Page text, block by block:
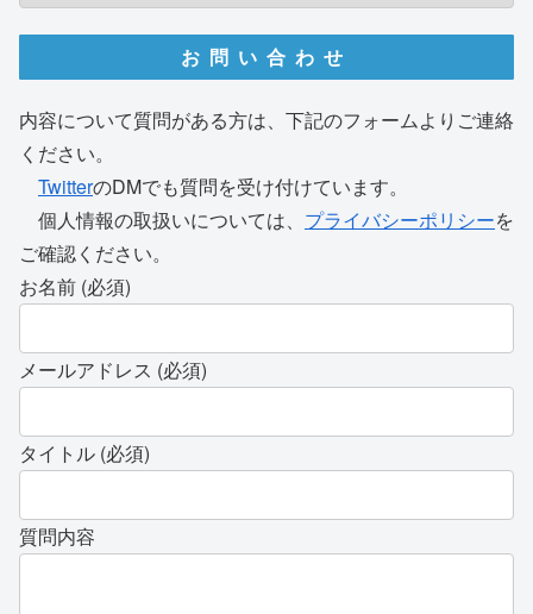
お問い合わせ
内容について質問がある方は、下記のフォームよりご連絡
ください。
TwitterのDMでも質問を受け付けています。
個人情報の取扱いについては、 プライバシーポリシーを
ご確認ください。
お名前 (必須)
メールアドレス (必須)
タイトル (必須)
質問内容